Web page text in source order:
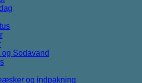
og Sodavand
og indpakning